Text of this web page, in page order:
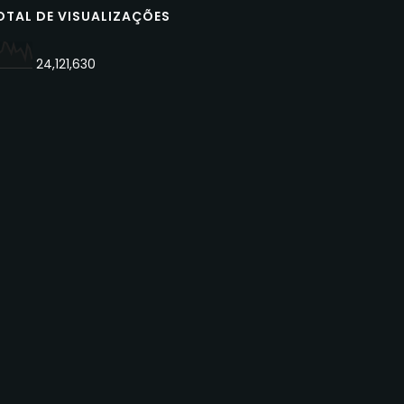
DE VISUALIZAÇÕES
24,121,630